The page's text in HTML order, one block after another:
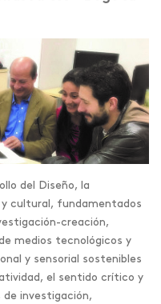
del Diseño, la
cultural, fundamentados
creación,
medios tecnológicos y
y sensorial sostenibles
el sentido crítico y
investigación,